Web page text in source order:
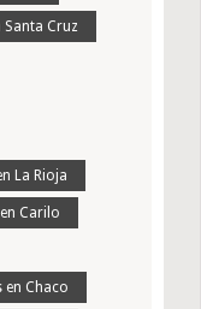
Santa Cruz
La Rioja
Carilo
en Chaco